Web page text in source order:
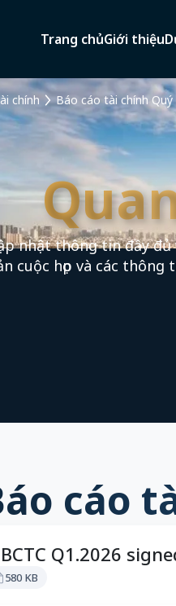
Trang chủGiới thiệu
chính Báo cáo tài chính
nhật thông tin đầy
cuộc họp và các
cáo
Q1.2026
580 KB